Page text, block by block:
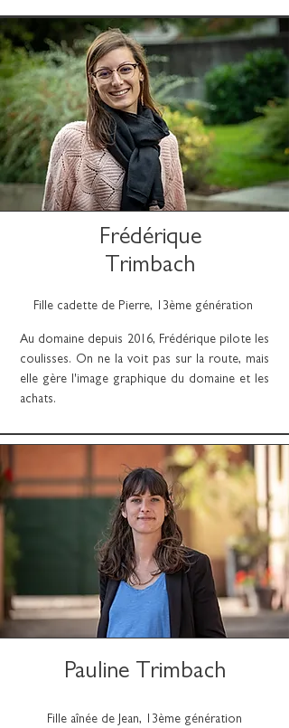
Frédérique
Trimbach
Fille cadette de Pierre, 13ème génération
Au domaine depuis 2016, Frédérique pilote les
coulisses. On ne la voit pas sur la route, mais
elle gère l'image graphique du domaine et les
achats.
Pauline Trimbach
Fille aînée de Jean, 13ème génération